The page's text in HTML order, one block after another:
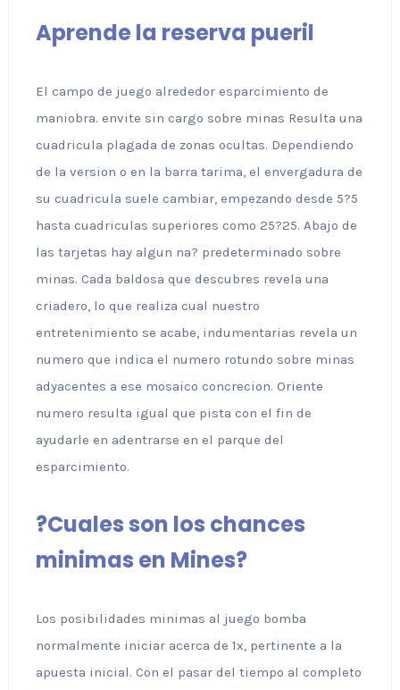
Aprende la reserva pueril
El campo de juego alrededor esparcimiento de
maniobra. envite sin cargo sobre minas Resulta una
cuadricula plagada de zonas ocultas. Dependiendo
de la version o en la barra tarima, el envergadura de
su cuadricula suele cambiar, empezando desde 5?5
hasta cuadriculas superiores como 25?25. Abajo de
las tarjetas hay algun na? predeterminado sobre
minas. Cada baldosa que descubres revela una
criadero, lo que realiza cual nuestro
entretenimiento se acabe, indumentarias revela un
numero que indica el numero rotundo sobre minas
adyacentes a ese mosaico concrecion. Oriente
numero resulta igual que pista con el fin de
ayudarle en adentrarse en el parque del
esparcimiento.
?Cuales son los chances
minimas en Mines?
Los posibilidades minimas al juego bomba
normalmente iniciar acerca de 1x, pertinente a la
apuesta inicial. Con el pasar del tiempo al completo